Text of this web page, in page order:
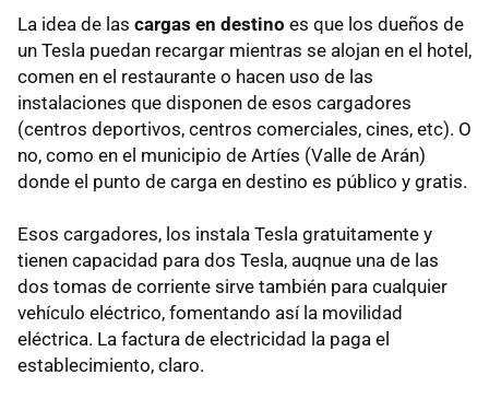
La idea de las cargas en destino es que los dueños de
un Tesla puedan recargar mientras se alojan en el hotel,
comen en el restaurante o hacen uso de las
instalaciones que disponen de esos cargadores
(centros deportivos, centros comerciales, cines, etc). O
no, como en el municipio de Artíes (Valle de Arán)
donde el punto de carga en destino es público y gratis.
Esos cargadores, los instala Tesla gratuitamente y
tienen capacidad para dos Tesla, auqnue una de las
dos tomas de corriente sirve también para cualquier
vehículo eléctrico, fomentando así la movilidad
eléctrica. La factura de electricidad la paga el
establecimiento, claro.